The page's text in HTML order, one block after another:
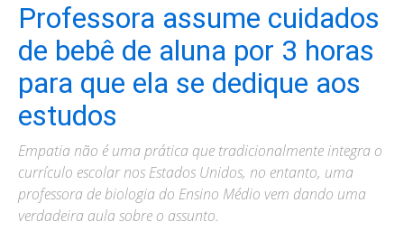
Professora assume cuidados
de bebê de aluna por 3 horas
para que ela se dedique aos
estudos
Empatia não é uma prática que tradicionalmente integra o
currículo escolar nos Estados Unidos, no entanto, uma
professora de biologia do Ensino Médio vem dando uma
verdadeira aula sobre o assunto.